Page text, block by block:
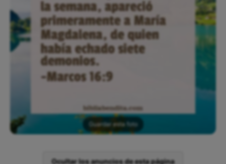
Guardar esta foto
Ocultar los anuncios de esta página